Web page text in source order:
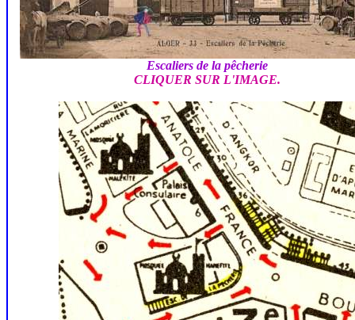
Escaliers de la pêcherie
CLIQUER SUR L'IMAGE.